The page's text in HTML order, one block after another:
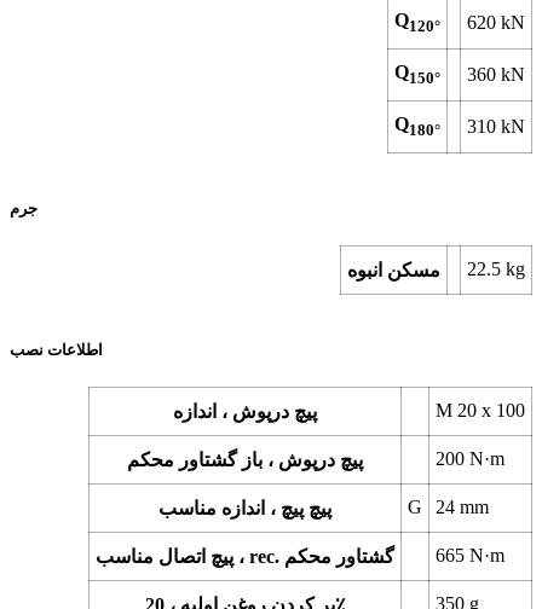
Q120° 620 kN
Q150° 360 kN
Q180° 310 kN
جرم
مسکن انبوه 22.5 kg
اطلاعات نصب
پیچ درپوش ، اندازه M 20 x 100
پیچ درپوش ، باز گشتاور محکم 200 N·m
پیچ پیچ ، اندازه مناسب G 24 mm
پیچ اتصال مناسب ، rec. گشتاور محکم 665 N·m
350 g